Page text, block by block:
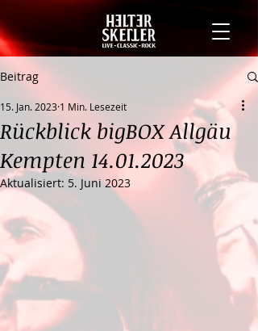
Beitrag
Rückblick bigBOX Allgäu
Kempten 14.01.2023
15. Jan. 2023 1 Min. Lesezeit
Aktualisiert: 5. Juni 2023